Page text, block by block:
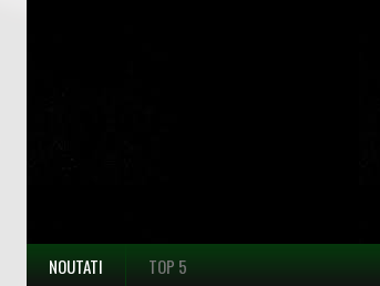
NOUTATI TOP 5